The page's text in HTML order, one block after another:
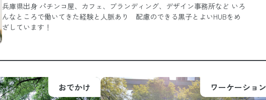
兵庫県出身 パチンコ屋、カフェ、ブランディング、デザイン事務所など いろ
んなところで働いてきた経験と人脈あり 配慮のできる黒子とよいHUBをめ
ざしています！
おでかけ ワーケーション